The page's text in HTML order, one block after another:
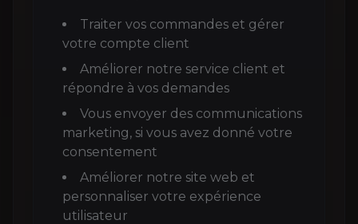
Traiter vos commandes et gérer
votre compte client
Améliorer notre service client et
répondre à vos demandes
Vous envoyer des communications
marketing, si vous avez donné votre
consentement
Améliorer notre site web et
personnaliser votre expérience
utilisateur